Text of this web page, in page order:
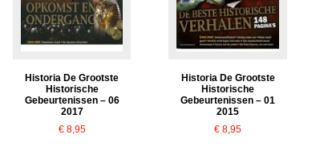
Historia De Grootste
Historische
Gebeurtenissen – 06
2017
€8,95
Historia De Grootste
Historische
Gebeurtenissen – 01
2015
€ 8,95